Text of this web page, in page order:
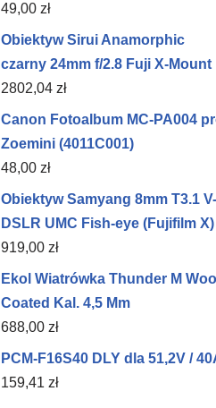
49,00 zł
Obiektyw Sirui Anamorphic
czarny 24mm f/2.8 Fuji X-Mount
2802,04 zł
Canon Fotoalbum MC-PA004
Zoemini (4011C001)
48,00 zł
Obiektyw Samyang 8mm T3.1 V-
DSLR UMC Fish-eye (Fujifilm X)
919,00 zł
Ekol Wiatrówka Thunder M
Coated Kal. 4,5 Mm
688,00 zł
PCM-F16S40 DLY dla 51,2V /
159,41 zł